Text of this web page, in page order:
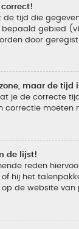
de tijd die
gebied
door
maar de tijd
je de correcte
correctie moeten
de lijst!
reden
hij het
de website